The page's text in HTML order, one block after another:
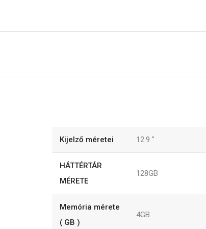
Kijelző méretei 12.9 "
HÁTTÉRTÁR
MÉRETE
128GB
Memória mérete
( GB )
4GB